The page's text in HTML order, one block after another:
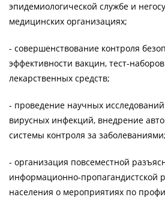
эпидемиологической службе и
медицинских организациях;
- совершенствование контроля
эффективности вакцин, тест-
лекарственных средств;
- проведение научных
вирусных инфекций, внедрение
системы контроля за заболеваниями;
- организация повсеместной
информационно-пропагандистской
населения о мероприятиях по